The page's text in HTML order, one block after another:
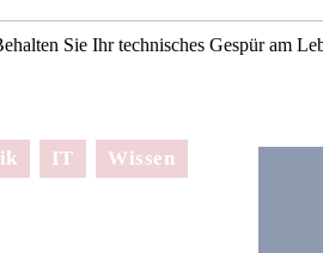
Sie Ihr technisches Gespür am
IT Wissen